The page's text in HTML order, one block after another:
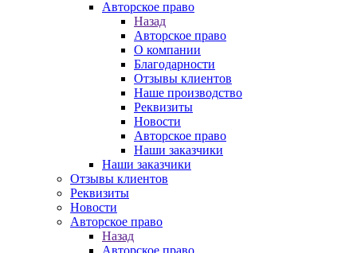
Авторское право
Назад
Авторское право
О компании
Благодарности
Отзывы клиентов
Наше производство
Реквизиты
Новости
Авторское право
Наши заказчики
Наши заказчики
Отзывы клиентов
Реквизиты
Новости
Авторское право
Назад
Авторское право